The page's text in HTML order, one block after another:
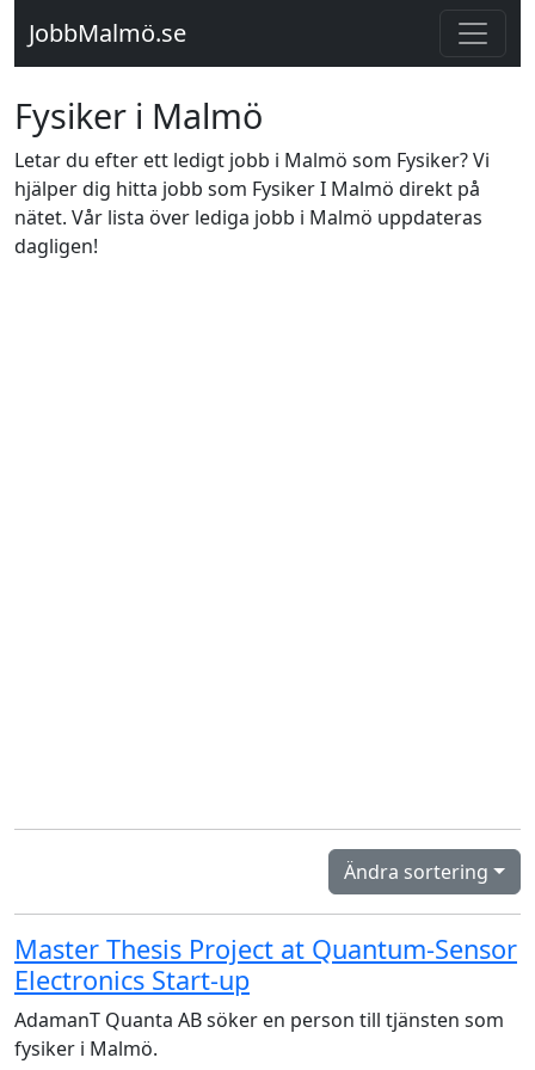
JobbMalmö.se
Fysiker i Malmö
Letar du efter ett ledigt jobb i Malmö som Fysiker? Vi
hjälper dig hitta jobb som Fysiker I Malmö direkt på
nätet. Vår lista över lediga jobb i Malmö uppdateras
dagligen!
Ändra sortering
Master Thesis Project at Quantum-Sensor
Electronics Start-up
AdamanT Quanta AB söker en person till tjänsten som
fysiker i Malmö.